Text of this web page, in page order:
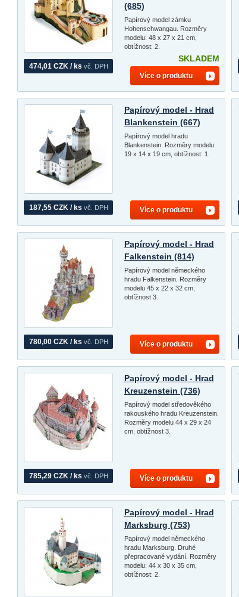
474,01 CZK / ks vč. DPH
(685)
Papírový model zámku
Hohenschwangau. Rozměry
modelu: 48 x 27 x 21 cm,
obtížnost: 2.
SKLADEM
Více o produktu
187,55 CZK / ks vč. DPH
Papírový model - Hrad
Blankenstein (667)
Papírový model hradu
Blankenstein. Rozměry modelu:
19 x 14 x 19 cm, obtížnost: 1.
Více o produktu
780,00 CZK / ks vč. DPH
Papírový model - Hrad
Falkenstein (814)
Papírový model německého
hradu Falkenstein. Rozměry
modelu 45 x 22 x 32 cm,
obtížnost 3.
Více o produktu
785,29 CZK / ks vč. DPH
Papírový model - Hrad
Kreuzenstein (736)
Papírový model středověkého
rakouského hradu Kreuzenstein.
Rozměry modelu 44 x 29 x 24
cm, obtížnost 3.
Více o produktu
Papírový model - Hrad
Marksburg (753)
Papírový model německého
hradu Marksburg. Druhé
přepracované vydání. Rozměry
modelu: 44 x 30 x 35 cm,
obtížnost: 2.